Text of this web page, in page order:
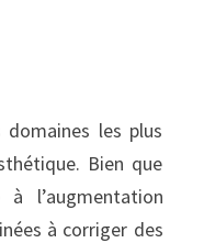
les plus
Bien que
l’augmentation
à corriger des